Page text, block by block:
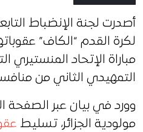
أصدرت لجنة الإنضباط
لكرة القدم “الكاف”
مباراة الإتحاد المنستيري
التمهيدي الثاني من
وورد في بيان عبر الصفحة
مولودية الجزائر، تسليط